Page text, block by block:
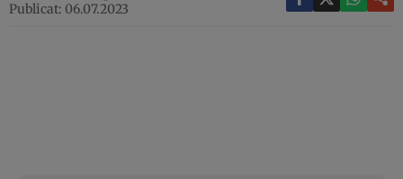
Publicat: 06.07.2023